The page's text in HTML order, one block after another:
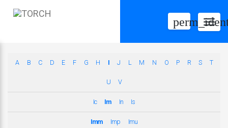
A B C D E F G H I J L M N O P R S T
U V
Ic Im In Is
Imm Imp Imu